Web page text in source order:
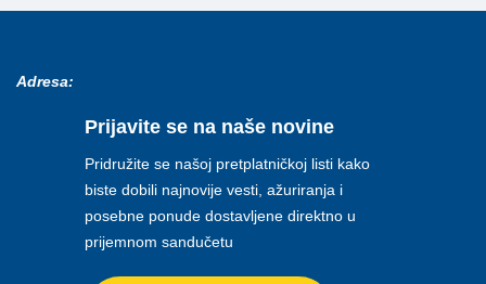
Adresa:
Prijavite se na naše novine
Pridružite se našoj pretplatničkoj listi kako
biste dobili najnovije vesti, ažuriranja i
posebne ponude dostavljene direktno u
prijemnom sandučetu